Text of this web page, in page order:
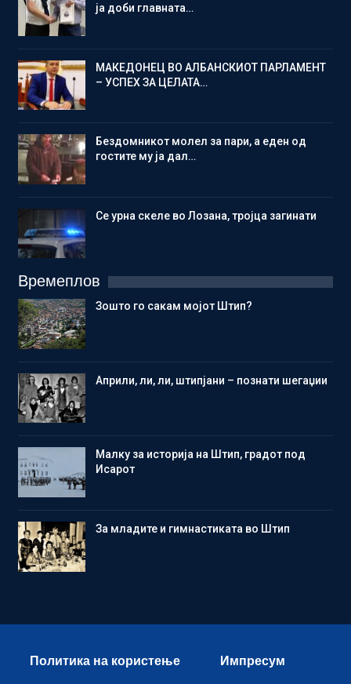
ја доби главната…
МАКЕДОНЕЦ ВО АЛБАНСКИОТ ПАРЛАМЕНТ
– УСПЕХ ЗА ЦЕЛАТА…
Бездомникот молел за пари, а еден од
гостите му ја дал…
Се урна скеле во Лозана, тројца загинати
Времеплов
Зошто го сакам мојот Штип?
Aприли, ли, ли, штипјани – познати шегаџии
Малку за историја на Штип, градот под
Исарот
Зa младите и гимнастиката во Штип
Политика на користење Импресум